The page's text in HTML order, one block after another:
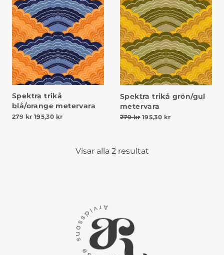
Spektra trikå
blå/orange metervara
279kr Det ursprungliga priset var: 279 kr.
195,30 krDet nuvarande priset är: 195,30 kr.
Spektra trikå grön/gul
metervara
279kr Det ursprungliga priset
195,30 krDet nuvarande
Visar alla 2 resultat